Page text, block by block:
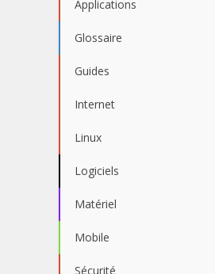
Applications
Glossaire
Guides
Internet
Linux
Logiciels
Matériel
Mobile
Sécurité